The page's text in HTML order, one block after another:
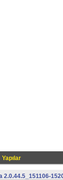
Yapılar
2.0.44.5_151106-